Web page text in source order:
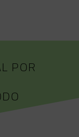
POR